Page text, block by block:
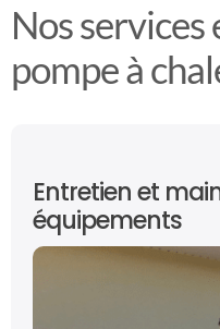
Nos
pompe à
Entretien et
équipements